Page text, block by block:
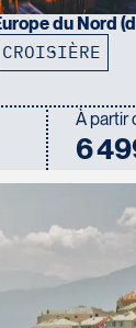
du Nord
CROISIÈRE
À partir
6